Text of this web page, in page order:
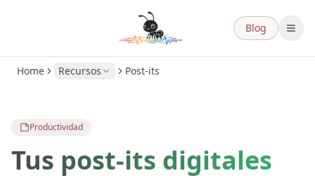
Blog
Home Recursos Post-its
Productividad
Tus post-its digitales